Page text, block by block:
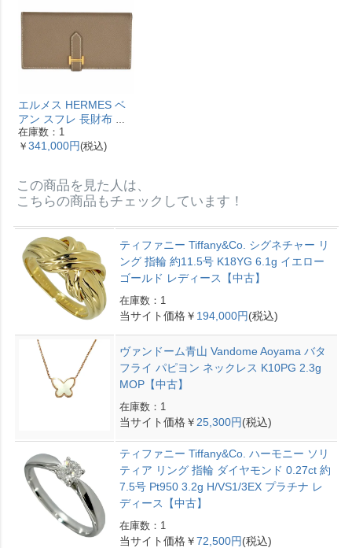
エルメス HERMES ベ
アン スフレ 長財布 ヴ
ォーエプソン Y刻印 エ
トゥープ ゴールド金具
在庫数：1
￥ 341,000円(税込)
この商品を見た人は、
こちらの商品もチェックしています！
ティファニー Tiffany&Co. シグネチャー リ
ング 指輪 約11.5号 K18YG 6.1g イエロー
ゴールド レディース【中古】
在庫数：1
当サイト価格￥ 194,000円(税込)
ヴァンドーム青山 Vandome Aoyama バタ
フライ パピヨン ネックレス K10PG 2.3g
MOP【中古】
在庫数：1
当サイト価格￥ 25,300円(税込)
ティファニー Tiffany&Co. ハーモニー ソリ
ティア リング 指輪 ダイヤモンド 0.27ct 約
7.5号 Pt950 3.2g H/VS1/3EX プラチナ レ
ディース【中古】
在庫数：1
当サイト価格￥72,500円(税込)